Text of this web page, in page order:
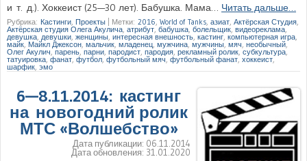
и т. д.). Хоккеист (25—30 лет). Бабушка. Мама… Читать дальше…
Рубрика: Кастинги Проекты Метки: 2016 World of Tanks азиат Актёрская Студия
Актёрская студия Олега Акулича атрибут, бабушка болельщик видеореклама
девушка девушки женщины интересная внешность кастинг компьютерная игра
майк Майкл Джексон мальчик младенец мужчина мужчины мяч необычный,
Олег Акулич , парень ,парни пародист пародия рекламный ролик ,субкультура,
татуировка фанат футбол ,футбольный мяч футбольный фанат, хоккеист,
шарфик эмо
6—8.11.2014: кастинг
на новогодний ролик
МТС «Волшебство»
Дата публикации: 06.11.2014
Дата обновления: 31.01.2020